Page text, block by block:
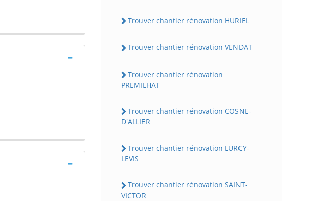
Trouver chantier rénovation HURIEL
Trouver chantier rénovation VENDAT
Trouver chantier rénovation
PREMILHAT
Trouver chantier rénovation COSNE-
D'ALLIER
Trouver chantier rénovation LURCY-
LEVIS
Trouver chantier rénovation SAINT-
VICTOR